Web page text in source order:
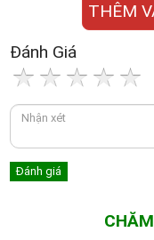
THÊM
Đánh Giá